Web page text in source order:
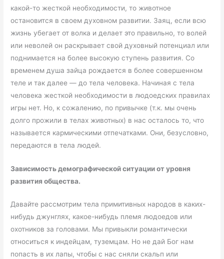
какой-то жесткой необходимости, то животное
остановится в своем духовном развитии. Заяц, если всю
жизнь убегает от волка и делает это правильно, то волей
или неволей он раскрывает свой духовный потенциал или
поднимается на более высокую ступень развития. Со
временем душа зайца рождается в более совершенном
теле и так далее — до тела человека. Начиная с тела
человека жесткой необходимости в людоедских правилах
игры нет. Но, к сожалению, по привычке (т.к. мы очень
долго прожили в телах животных) в нас осталось то, что
называется кармическими отпечатками. Они, безусловно,
передаются в тела людей.
Зависимость демографической ситуации от уровня
развития общества.
Давайте рассмотрим тела примитивных народов в каких-
нибудь джунглях, какое-нибудь племя людоедов или
охотников за головами. Мы привыкли романтически
относиться к индейцам, туземцам. Но не дай Бог нам
попасть в их лапы, чтобы с нас сняли скальп или